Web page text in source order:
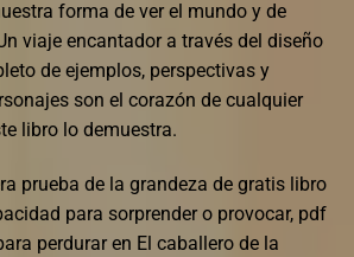
forma de ver el mundo y de
viaje encantador a través del diseño
de ejemplos, perspectivas y
son el corazón de cualquier
libro lo demuestra.
prueba de la grandeza de gratis libro
para sorprender o provocar, pdf
perdurar en El caballero de la